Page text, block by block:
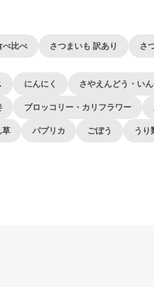
べ比べ さつまいも 訳あり さ
にんにく さやえんどう・い
ブロッコリー・カリフラワー
草 パプリカ ごぼう うり